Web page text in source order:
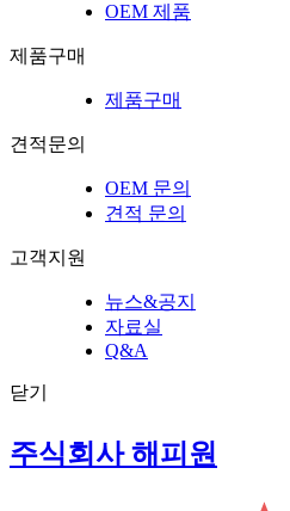
OEM 제품
제품구매
제품구매
견적문의
OEM 문의
견적 문의
고객지원
뉴스&공지
자료실
Q&A
닫기
주식회사 해피원